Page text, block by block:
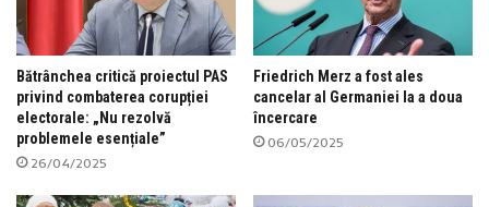
Bătrânchea critică proiectul PAS
privind combaterea corupției
electorale: „Nu rezolvă
problemele esențiale”
26/04/2025
Friedrich Merz a fost ales
cancelar al Germaniei la a doua
încercare
06/05/2025